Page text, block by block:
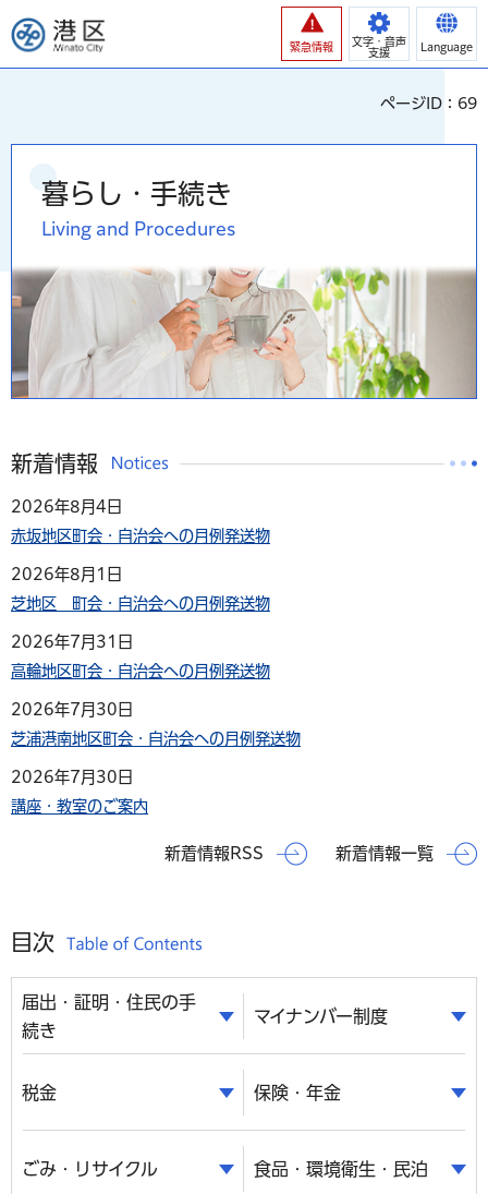
港区
緊急情報
文字・音声
支援
Language
ページID：69
暮らし・手続き
Living and Procedures
新着情報
2026年8月4日
赤坂地区町会・自治会への月例発送物
2026年8月1日
芝地区 町会・自治会への月例発送物
2026年7月31日
高輪地区町会・自治会への月例発送物
2026年7月30日
芝浦港南地区町会・自治会への月例発送物
2026年7月30日
講座・教室のご案内
新着情報RSS 新着情報一覧
目次
届出・証明・住民の手
続き
マイナンバー制度
税金 保険・年金
ごみ・リサイクル 食品・環境衛生・民泊